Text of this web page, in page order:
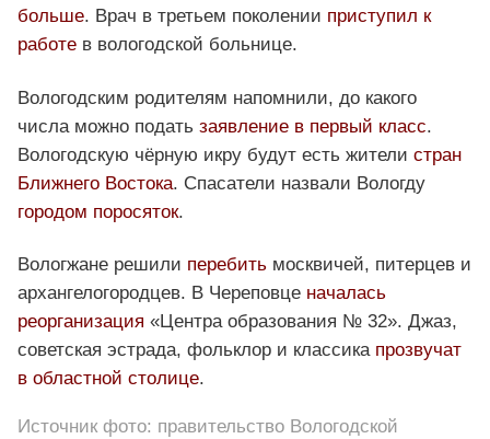
больше. Врач в третьем поколении приступил к
работе в вологодской больнице.
Вологодским родителям напомнили, до какого
числа можно подать заявление в первый класс.
Вологодскую чёрную икру будут есть жители стран
Ближнего Востока. Спасатели назвали Вологду
городом поросяток.
Вологжане решили перебить москвичей, питерцев и
архангелогородцев. В Череповце началась
реорганизация «Центра образования № 32». Джаз,
советская эстрада, фольклор и классика прозвучат
в областной столице.
Источник фото: правительство Вологодской